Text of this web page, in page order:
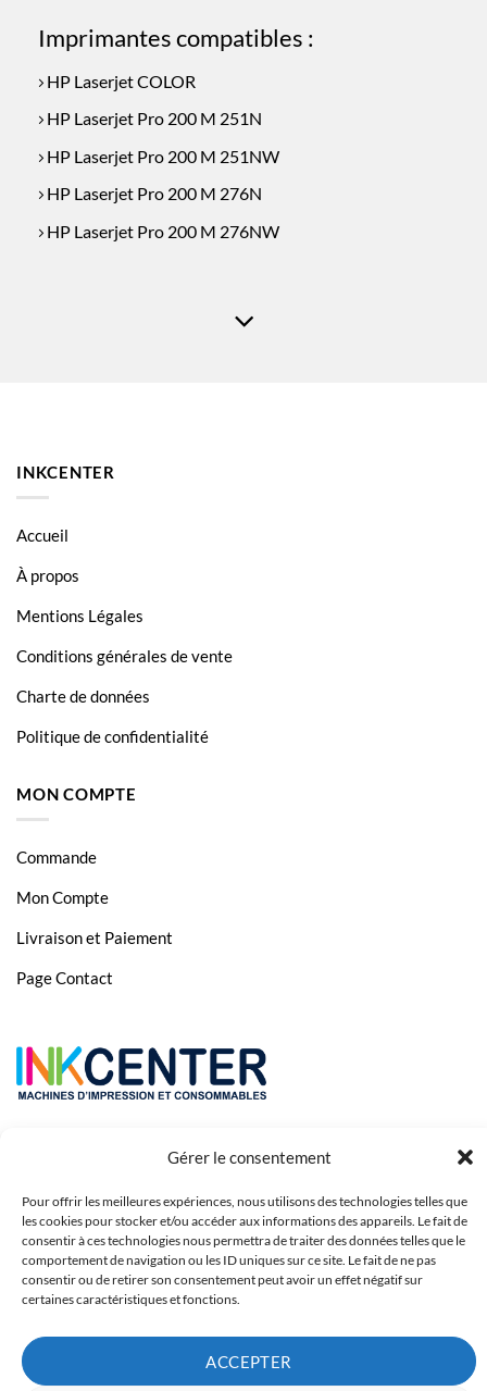
Gérer le consentement
Pour offrir les meilleures expériences, nous utilisons des technologies telles que
les cookies pour stocker et/ou accéder aux informations des appareils. Le fait de
consentir à ces technologies nous permettra de traiter des données telles que le
comportement de navigation ou les ID uniques sur ce site. Le fait de ne pas
consentir ou de retirer son consentement peut avoir un effet négatif sur
certaines caractéristiques et fonctions.
ACCEPTER
Imprimantes compatibles :
HP Laserjet COLOR
HP Laserjet Pro 200 M 251N
HP Laserjet Pro 200 M 251NW
HP Laserjet Pro 200 M 276N
HP Laserjet Pro 200 M 276NW
INKCENTER
Accueil
À propos
Mentions Légales
Conditions générales de vente
Charte de données
Politique de confidentialité
MON COMPTE
Commande
Mon Compte
Livraison et Paiement
Page Contact
Copyright 2023 © Inkcenter - Webdesign byMedia84